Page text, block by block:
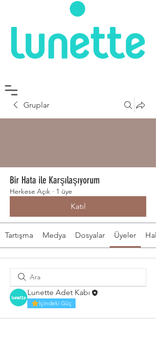
Gruplar
Bir Hata ile Karşılaşıyorum
Herkese Açık · 1 üye
Katıl
Tartışma Medya Dosyalar Üyeler
Lunette Adet Kabı
İçindeki Güç